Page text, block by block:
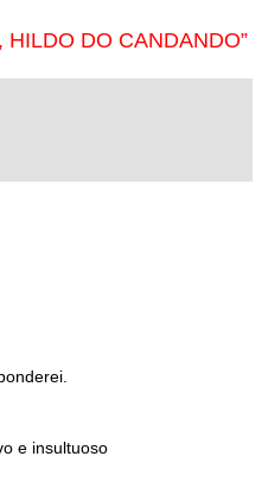
DO CANDANDO”
e insultuoso